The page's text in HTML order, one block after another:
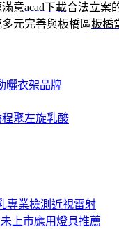
意acad下載合法立案
元完善與板橋區板橋
曬衣架品牌
聚左旋乳酸
專業檢測近視雷射
上市應用燈具推薦